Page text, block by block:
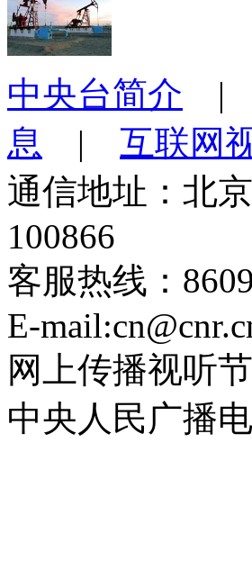
中央台简介 |
息 | 互联网
通信地址：北
100866
客服热线：
E-
网上传播视听
中央人民广播